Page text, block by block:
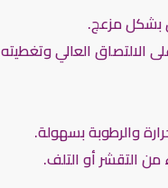
بشكل مزعج.
الالتصاق العالي
والرطوبة بسهولة.
التقشر أو التلف.